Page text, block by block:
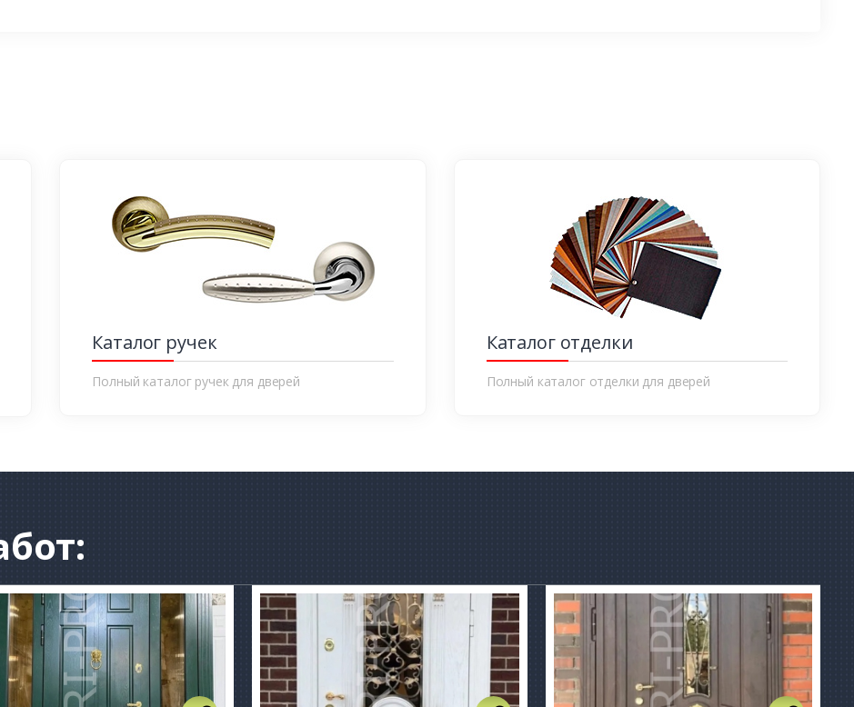
Каталог ручек
Полный каталог ручек для дверей
Каталог отделки
Полный каталог отделки для дверей